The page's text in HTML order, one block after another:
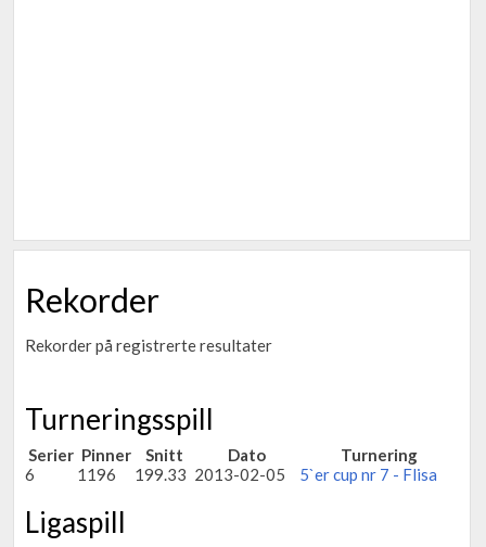
Rekorder
Rekorder på registrerte resultater
Turneringsspill
Serier Pinner Snitt Dato
Turnering
6
1196 199.33 2013-02-05 5`er cup nr 7 - Flisa
Ligaspill